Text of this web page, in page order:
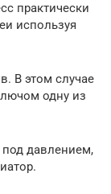
практически
используя
В этом случае
одну из
под давлением,